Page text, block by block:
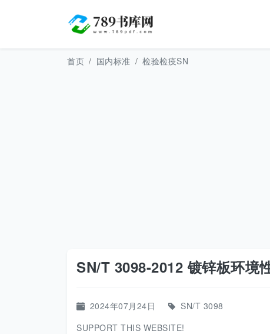
首页 国内标准 检验检疫SN
SN/T 3098-2012 镀锌板环境
2024年07月24日
SN/T 3098
SUPPORT THIS WEBSITE!